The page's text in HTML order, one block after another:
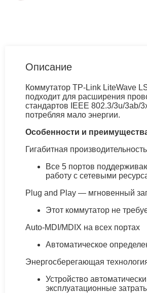
Описание
Коммутатор TP-Link LiteWave
подходит для расширения
стандартов IEEE 802.3/3u/3ab/
потребляя мало энергии.
Особенности и
Гигабитная производительность
Все 5 портов
работу с сетевыми
Plug and Play — мгновенный
Этот коммутатор не
Auto-MDI/MDIX на всех портах
Автоматическое
Энергосберегающая
Устройство
эксплуатационные